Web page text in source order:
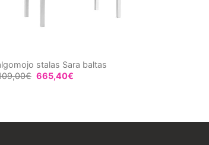
stalas Sara baltas
€ 665,40€